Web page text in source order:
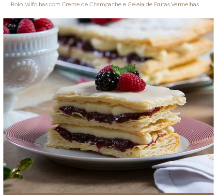
HOME RECEITAS PRODUTOS
ONDE COMPRAR LOJAS AROSA
DISTRIBUIDORES E
REPRESENTANTES
FOOD SERVICE EMPRESA AGENDA DE CURSOS
Bolo Milfolhas com Creme de Champanhe e Geleia de Frutas Vermelhas